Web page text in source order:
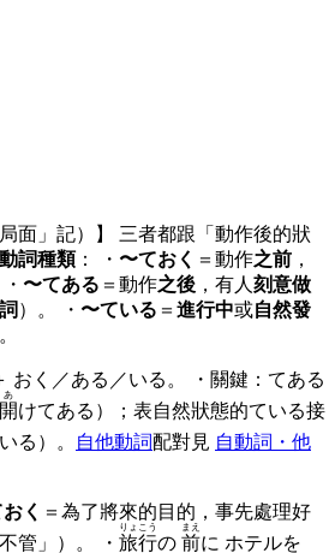
面」記）】 三者都跟「動作後的狀
動詞種類： ・ 〜ておく ＝動作之前 ，
〜てある ＝動作之後 ，有人 刻意做
）。 ・ 〜ている ＝ 進行中或自然發
おく／ある／いる。 ・關鍵：てある
開
あ
けてある）；表自然狀態的ている接
る）。 自他動詞配對見 自動詞・他
く ＝為了將來的目的，事先處理好
管」）。 ・ 旅行
りょこう
の 前
まえ
に ホテルを